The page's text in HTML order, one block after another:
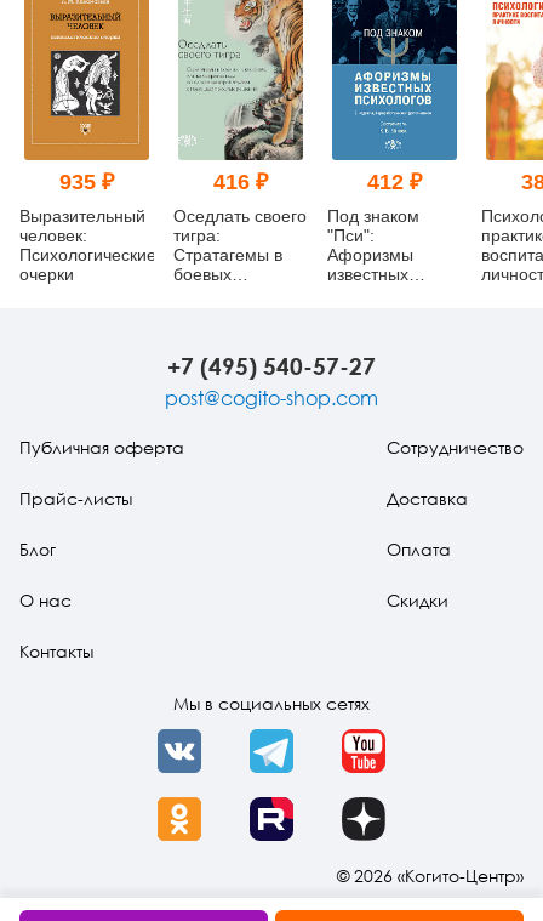
935 ₽
Выразительный
человек:
Психологические
очерки
416 ₽
Оседлать своего
тигра:
Cтратагемы в
боевых
помощью
простых
решений (pdf)
412 ₽
Под знаком
"Пси":
Афоризмы
известных
+7 (495) 540-57-27
post@cogito-shop.com
Публичная оферта
Прайс-листы
Блог
О нас
Контакты
Сотрудничество
Доставка
Оплата
Скидки
Мы в социальных сетях
VK Telegram YouTube
OK Rutube Dzen
© 2026 «Когито-Центр»